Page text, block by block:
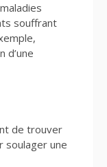
souffrant
d’une
de trouver
soulager une